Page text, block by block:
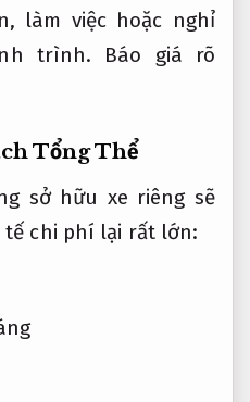
làm việc hoặc nghỉ
trình. Báo giá rõ
Tổng Thể
sở hữu xe riêng sẽ
chi phí lại rất lớn: